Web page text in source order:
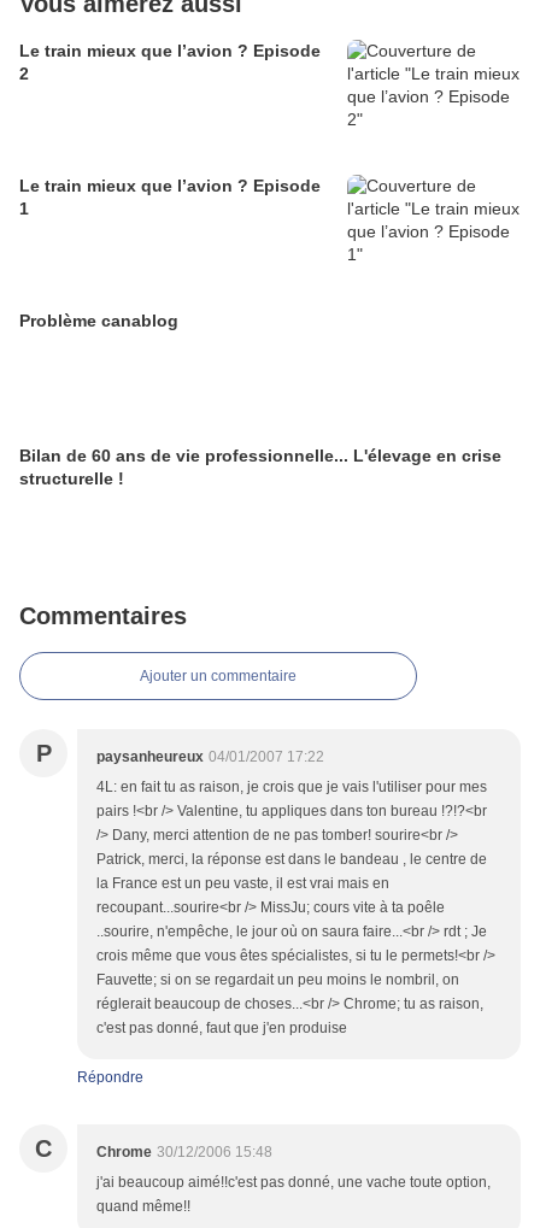
Le train mieux que l’avion ? Episode
2
Le train mieux que l’avion ? Episode
1
Problème canablog
Bilan de 60 ans de vie professionnelle... L'élevage en crise
structurelle !
Commentaires
Ajouter un commentaire
P paysanheureux 04/01/2007 17:22
4L: en fait tu as raison, je crois que je vais l'utiliser pour mes
pairs !<br /> Valentine, tu appliques dans ton bureau !?!?<br
/> Dany, merci attention de ne pas tomber! sourire<br />
Patrick, merci, la réponse est dans le bandeau , le centre de
la France est un peu vaste, il est vrai mais en
recoupant...sourire<br /> MissJu; cours vite à ta poêle
..sourire, n'empêche, le jour où on saura faire...<br /> rdt ; Je
crois même que vous êtes spécialistes, si tu le permets!<br />
Fauvette; si on se regardait un peu moins le nombril, on
réglerait beaucoup de choses...<br /> Chrome; tu as raison,
c'est pas donné, faut que j'en produise
Répondre
C Chrome 30/12/2006 15:48
j'ai beaucoup aimé!!c'est pas donné, une vache toute option,
quand même!!